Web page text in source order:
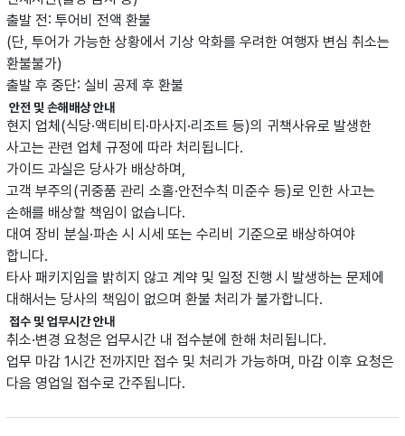
출발 전: 투어비 전액 환불
(단, 투어가 가능한 상황에서 기상 악화를 우려한 여행자 변심 취소는
환불불가)
출발 후 중단: 실비 공제 후 환불
안전 및 손해배상 안내
현지 업체(식당·액티비티·마사지·리조트 등)의 귀책사유로 발생한
사고는 관련 업체 규정에 따라 처리됩니다.
가이드 과실은 당사가 배상하며,
고객 부주의(귀중품 관리 소홀·안전수칙 미준수 등)로 인한 사고는
손해를 배상할 책임이 없습니다.
대여 장비 분실·파손 시 시세 또는 수리비 기준으로 배상하여야
합니다.
타사 패키지임을 밝히지 않고 계약 및 일정 진행 시 발생하는 문제에
대해서는 당사의 책임이 없으며 환불 처리가 불가합니다.
접수 및 업무시간 안내
취소·변경 요청은 업무시간 내 접수분에 한해 처리됩니다.
업무 마감 1시간 전까지만 접수 및 처리가 가능하며, 마감 이후 요청은
다음 영업일 접수로 간주됩니다.